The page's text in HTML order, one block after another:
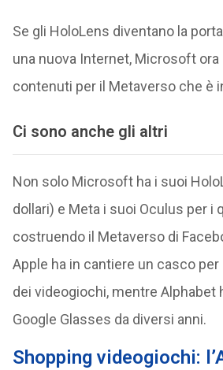
Se gli HoloLens diventano la
una nuova Internet, Microsoft ora
contenuti per il Metaverso che è
Ci sono anche gli altri
Non solo Microsoft ha i suoi
dollari) e Meta i suoi Oculus per i
costruendo il Metaverso di
Apple ha in cantiere un casco per
dei videogiochi, mentre Alphabet
Google Glasses da diversi anni.
Shopping videogiochi: